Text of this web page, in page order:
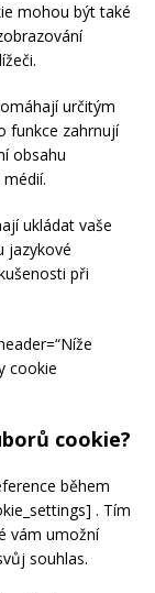
mohou být také
určitým
funkce zahrnují
obsahu
ukládat vaše
jazykové
při
cookie
cookie?
během
. Tím
vám umožní
souhlas.